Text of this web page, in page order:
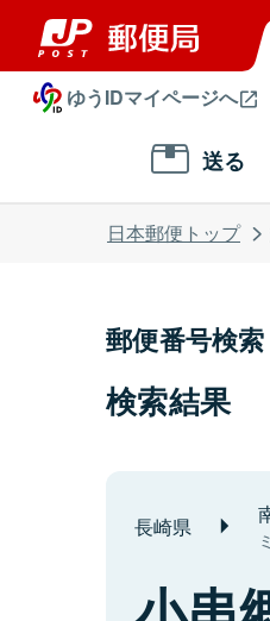
ゆうIDマイページへ
送る
日本郵便トップ
郵便番号検索
検索結果
長崎県